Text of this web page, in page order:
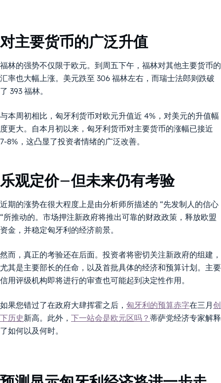
对主要货币的广泛升值
福林的强势不仅限于欧元。到周五下午，福林对其他主要货币的
汇率也大幅上涨。美元跌至 306 福林左右，而瑞士法郎则跌破
了 393 福林。
与本周初相比，匈牙利货币对欧元升值近 4%，对美元的升值幅
度更大。自本月初以来，匈牙利货币对主要货币的涨幅已接近
7-8%，这凸显了投资者情绪的广泛改善。
乐观定价–但未来仍有考验
近期的涨势在很大程度上是由分析师所描述的 “先发制人的信心
“所推动的。市场押注新政府将推出可靠的财政政策，释放欧盟
资金，并稳定匈牙利的经济前景。
然而，真正的考验还在后面。投资者将密切关注新政府的组建，
尤其是主要部长的任命，以及首批具体的经济和预算计划。主要
信用评级机构即将进行的审查也可能起到决定性作用。
如果您错过了在政府大肆挥霍之后， 匈牙利的预算赤字在三月创
下历史新高。此外， 下一站会是欧元区吗？ 蒂萨党经济专家解释
了如何以及何时。